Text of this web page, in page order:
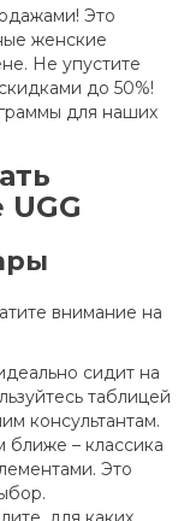
Это
женские
Не упустите
до 50%!
для наших
внимание на
сидит на
таблицей
консультантам.
ближе – классика
Это